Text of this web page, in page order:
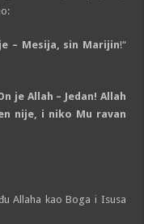
– Mesija, sin Marijin!“
je Allah – Jedan! Allah
nije, i niko Mu ravan
Allaha kao Boga i Isusa